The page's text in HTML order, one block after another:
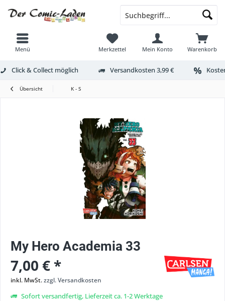
Menü Warenkorb
Merkzettel Mein Konto
Click & Collect möglich Versandkosten 3,99 €
Übersicht K - S
My Hero Academia 33
7,00 € *
inkl. MwSt.zzgl. Versandkosten
Sofort versandfertig, Lieferzeit ca. 1-2 Werktage